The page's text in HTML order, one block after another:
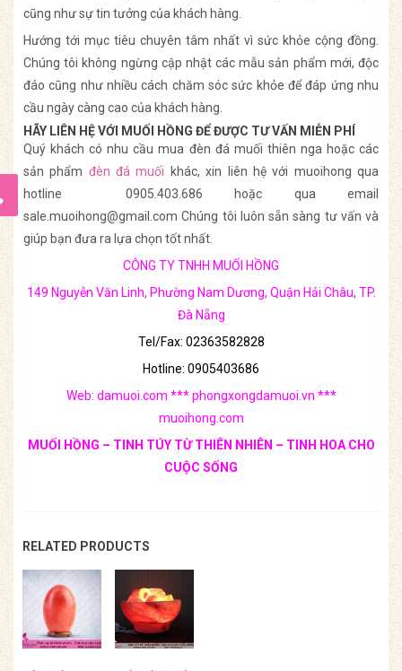
cũng như sự tin tưởng của khách hàng.
Hướng tới mục tiêu chuyên tâm nhất vì sức khỏe cộng đồng.
Chúng tôi không ngừng cập nhật các mẫu sản phẩm mới, độc
đáo cũng như nhiều cách chăm sóc sức khỏe để đáp ứng nhu
cầu ngày càng cao của khách hàng.
HÃY LIÊN HỆ VỚI MUỐI HỒNG ĐỂ ĐƯỢC TƯ VẤN MIỄN PHÍ
Quý khách có nhu cầu mua đèn đá muối thiên nga hoặc các
sản phẩm đèn đá muối
khác, xin liên hệ với muoihong qua
hotline 0905.403.686 hoặc qua email
sale.muoihong@gmail.com Chúng tôi luôn sẵn sàng tư vấn và
giúp bạn đưa ra lựa chọn tốt nhất.
CÔNG TY TNHH MUỐI HỒNG
149 Nguyễn Văn Linh, Phường Nam Dương, Quận Hải Châu, TP.
Đà Nẵng
Tel/Fax: 02363582828
Hotline: 0905403686
Web: damuoi.com *** phongxongdamuoi.vn ***
muoihong.com
MUỐI HỒNG – TINH TÚY TỪ THIÊN NHIÊN – TINH HOA CHO
CUỘC SỐNG
RELATED PRODUCTS